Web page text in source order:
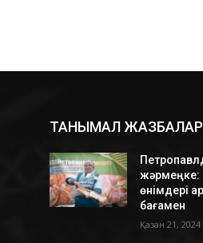
ТАНЫМАЛ ЖАЗБАЛАР
жәрмеңке:
өнімдері
бағамен
Қазан 21, 2024